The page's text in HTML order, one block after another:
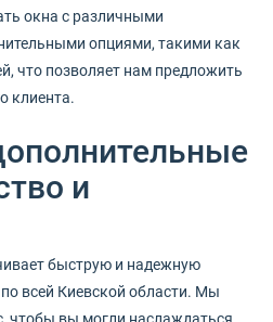
окна с различными
опциями, такими как
что позволяет нам предложить
клиента.
и
быструю и надежную
всей Киевской области. Мы